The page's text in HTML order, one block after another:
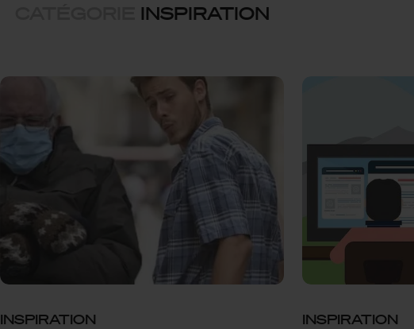
INSPIRATION
INSPIRATION INSPIRATION